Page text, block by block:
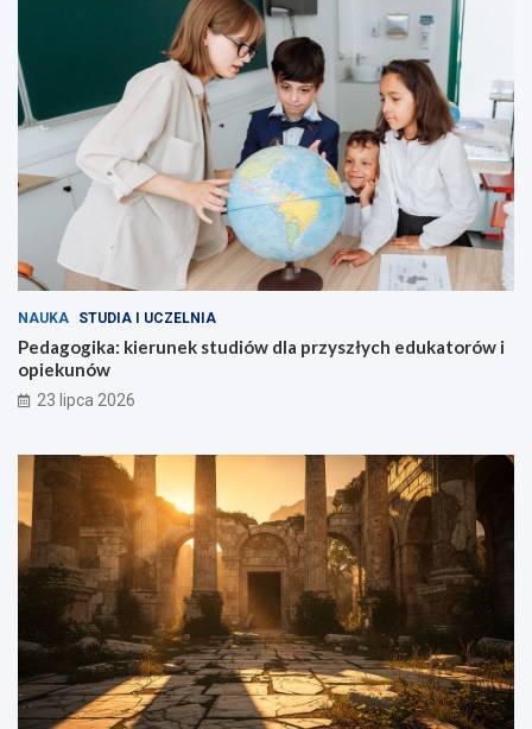
NAUKA STUDIA I UCZELNIA
Pedagogika: kierunek studiów dla przyszłych edukatorów i
opiekunów
23 lipca 2026